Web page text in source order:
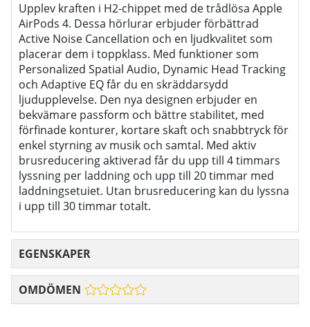
Upplev kraften i H2-chippet med de trådlösa Apple
AirPods 4. Dessa hörlurar erbjuder förbättrad
Active Noise Cancellation och en ljudkvalitet som
placerar dem i toppklass. Med funktioner som
Personalized Spatial Audio, Dynamic Head Tracking
och Adaptive EQ får du en skräddarsydd
ljudupplevelse. Den nya designen erbjuder en
bekvämare passform och bättre stabilitet, med
förfinade konturer, kortare skaft och snabbtryck för
enkel styrning av musik och samtal. Med aktiv
brusreducering aktiverad får du upp till 4 timmars
lyssning per laddning och upp till 20 timmar med
laddningsetuiet. Utan brusreducering kan du lyssna
i upp till 30 timmar totalt.
EGENSKAPER
OMDÖMEN